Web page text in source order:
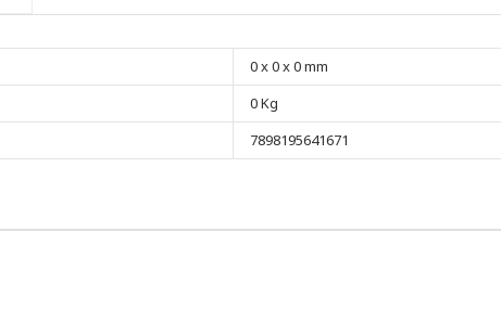
0 x 0 x 0 mm
0 Kg
7898195641671